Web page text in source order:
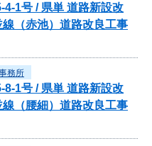
4-1号 / 県単 道路新設改
（赤池）道路改良工事
務所
8-1号 / 県単 道路新設改
（腰細）道路改良工事